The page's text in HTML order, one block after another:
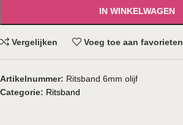
IN WINKELWAGEN
Vergelijken Voeg toe aan favorieten
Artikelnummer: Ritsband 6mm olijf
Categorie: Ritsband